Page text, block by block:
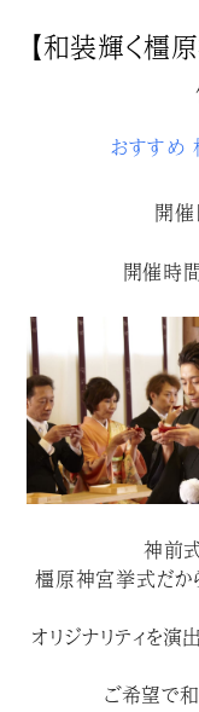
【和装輝く橿
おすすめ
開催
開催時
神前
橿原神宮挙式だか
オリジナリティを
ご希望で